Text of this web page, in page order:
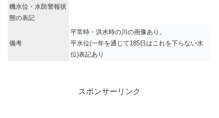
機水位・水防警報状
態の表記
備考
平常時・洪水時の川の画像あり。
平水位(一年を通じて185日はこれを下らない水
位)表記あり
スポンサーリンク